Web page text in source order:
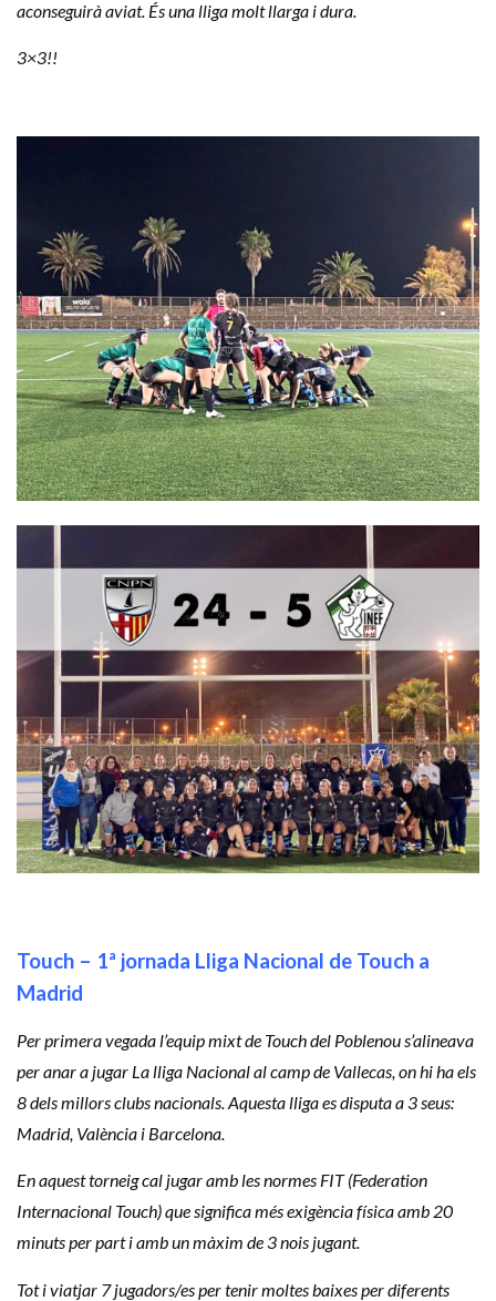
aconseguirà aviat. És una lliga molt llarga i dura.
3×3!!
Touch – 1ª jornada Lliga Nacional de Touch a
Madrid
Per primera vegada l’equip mixt de Touch del Poblenou s’alineava
per anar a jugar La lliga Nacional al camp de Vallecas, on hi ha els
8 dels millors clubs nacionals. Aquesta lliga es disputa a 3 seus:
Madrid, València i Barcelona.
En aquest torneig cal jugar amb les normes FIT (Federation
Internacional Touch) que significa més exigència física amb 20
minuts per part i amb un màxim de 3 nois jugant.
Tot i viatjar 7 jugadors/es per tenir moltes baixes per diferents